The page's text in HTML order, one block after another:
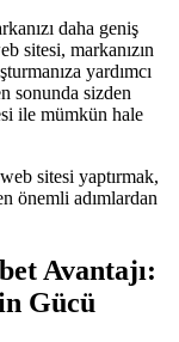
daha geniş
sitesi, markanızın
yardımcı
sonunda sizden
ile mümkün hale
sitesi yaptırmak,
önemli adımlardan
Avantajı:
Gücü